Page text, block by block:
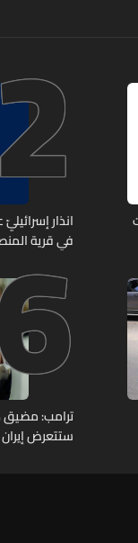
انذار
في قرية
ترامب: مضيق
ستتعرض إيران